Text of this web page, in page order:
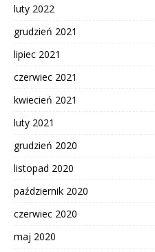
luty 2022
grudzień 2021
lipiec 2021
czerwiec 2021
kwiecień 2021
luty 2021
grudzień 2020
listopad 2020
październik 2020
czerwiec 2020
maj 2020